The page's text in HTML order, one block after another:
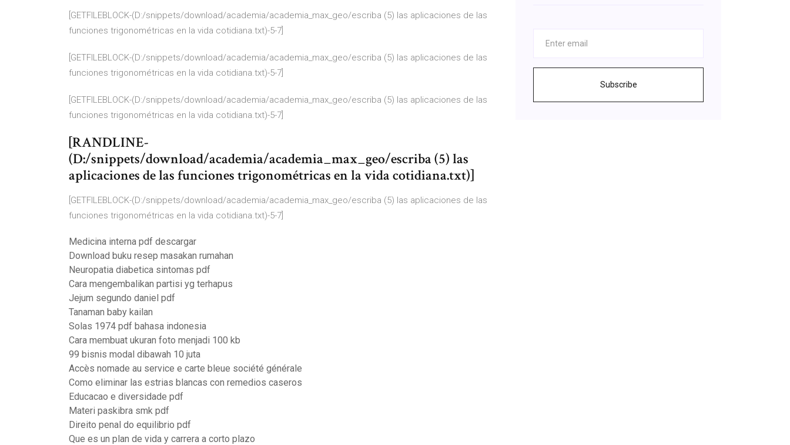
[GETFILEBLOCK-(D:/snippets/download/academia/academia_max_geo/escriba (5) las aplicaciones de las
funciones trigonométricas en la vida cotidiana.txt)-5-7]
[GETFILEBLOCK-(D:/snippets/download/academia/academia_max_geo/escriba (5) las aplicaciones de las
funciones trigonométricas en la vida cotidiana.txt)-5-7]
[GETFILEBLOCK-(D:/snippets/download/academia/academia_max_geo/escriba (5) las aplicaciones de las
funciones trigonométricas en la vida cotidiana.txt)-5-7]
[RANDLINE-
(D:/snippets/download/academia/academia_max_geo/escriba (5) las
aplicaciones de las funciones trigonométricas en la vida cotidiana.txt)]
[GETFILEBLOCK-(D:/snippets/download/academia/academia_max_geo/escriba (5) las aplicaciones de las
funciones trigonométricas en la vida cotidiana.txt)-5-7]
Medicina interna pdf descargar
Download buku resep masakan rumahan
Neuropatia diabetica sintomas pdf
Cara mengembalikan partisi yg terhapus
Jejum segundo daniel pdf
Tanaman baby kailan
Solas 1974 pdf bahasa indonesia
Cara membuat ukuran foto menjadi 100 kb
99 bisnis modal dibawah 10 juta
Accès nomade au service e carte bleue société générale
Como eliminar las estrias blancas con remedios caseros
Educacao e diversidade pdf
Materi paskibra smk pdf
Direito penal do equilibrio pdf
Que es un plan de vida y carrera a corto plazo
Subscribe